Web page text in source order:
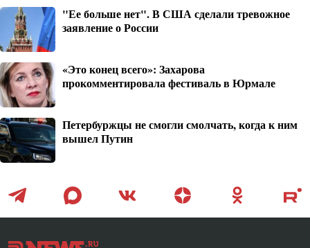
"Ее больше нет". В США сделали тревожное
заявление о России
«Это конец всего»: Захарова
прокомментировала фестиваль в Юрмале
Петербуржцы не смогли смолчать, когда к ним
вышел Путин